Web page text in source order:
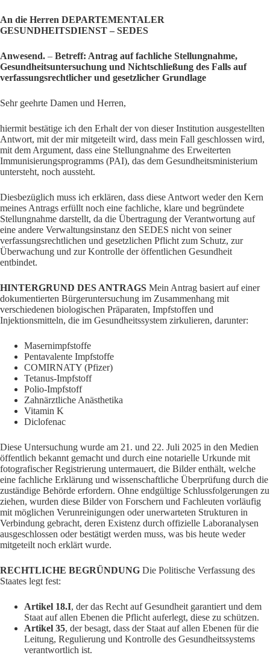
An die Herren DEPARTEMENTALER
GESUNDHEITSDIENST – SEDES
Anwesend. – Betreff: Antrag auf fachliche Stellungnahme,
Gesundheitsuntersuchung und Nichtschließung des Falls auf
verfassungsrechtlicher und gesetzlicher Grundlage
Sehr geehrte Damen und Herren,
hiermit bestätige ich den Erhalt der von dieser Institution ausgestellten
Antwort, mit der mir mitgeteilt wird, dass mein Fall geschlossen wird,
mit dem Argument, dass eine Stellungnahme des Erweiterten
Immunisierungsprogramms (PAI), das dem Gesundheitsministerium
untersteht, noch aussteht.
Diesbezüglich muss ich erklären, dass diese Antwort weder den Kern
meines Antrags erfüllt noch eine fachliche, klare und begründete
Stellungnahme darstellt, da die Übertragung der Verantwortung auf
eine andere Verwaltungsinstanz den SEDES nicht von seiner
verfassungsrechtlichen und gesetzlichen Pflicht zum Schutz, zur
Überwachung und zur Kontrolle der öffentlichen Gesundheit
entbindet.
HINTERGRUND DES ANTRAGS Mein Antrag basiert auf einer
dokumentierten Bürgeruntersuchung im Zusammenhang mit
verschiedenen biologischen Präparaten, Impfstoffen und
Injektionsmitteln, die im Gesundheitssystem zirkulieren, darunter:
Masernimpfstoffe
Pentavalente Impfstoffe
COMIRNATY (Pfizer)
Tetanus-Impfstoff
Polio-Impfstoff
Zahnärztliche Anästhetika
Vitamin K
Diclofenac
Diese Untersuchung wurde am 21. und 22. Juli 2025 in den Medien
öffentlich bekannt gemacht und durch eine notarielle Urkunde mit
fotografischer Registrierung untermauert, die Bilder enthält, welche
eine fachliche Erklärung und wissenschaftliche Überprüfung durch die
zuständige Behörde erfordern. Ohne endgültige Schlussfolgerungen zu
ziehen, wurden diese Bilder von Forschern und Fachleuten vorläufig
mit möglichen Verunreinigungen oder unerwarteten Strukturen in
Verbindung gebracht, deren Existenz durch offizielle Laboranalysen
ausgeschlossen oder bestätigt werden muss, was bis heute weder
mitgeteilt noch erklärt wurde.
RECHTLICHE BEGRÜNDUNG Die Politische Verfassung des
Staates legt fest:
Artikel 18.I, der das Recht auf Gesundheit garantiert und dem
Staat auf allen Ebenen die Pflicht auferlegt, diese zu schützen.
Artikel 35, der besagt, dass der Staat auf allen Ebenen für die
Leitung, Regulierung und Kontrolle des Gesundheitssystems
verantwortlich ist.